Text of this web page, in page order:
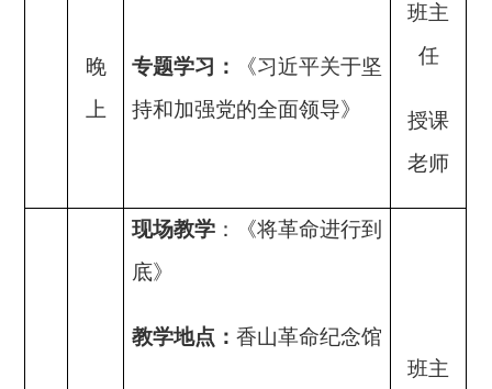
晚
上
专题学习 ：
《习近平关于坚
持和加强党的全面领导》
班主
任
授课
老师
现场教学 ：
《将革命进行到
底》
教学地点：香山革命纪念馆
班主